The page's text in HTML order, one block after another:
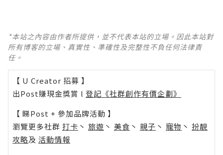
*本站之內容由作者所提供，並不代表本站的立場。因此本站對
所有博客的立場、真實性、準確性及完整性不負任何法律責
任。
【 U Creator 招募 】
出Post賺現金獎賞 l 登記《社群創作有價企劃》
【 睇Post + 參加品牌活動 】
瀏覽更多社群 打卡 丶 旅遊 丶 美食 丶 親子 丶 寵物 丶 扮靚
攻略及 活動情報